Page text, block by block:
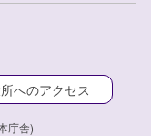
へのアクセス
庁舎)